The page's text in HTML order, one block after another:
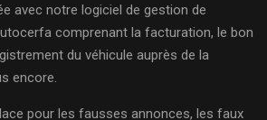
avec notre logiciel de gestion de
comprenant la facturation, le bon
du véhicule auprès de la
encore.
pour les fausses annonces, les faux